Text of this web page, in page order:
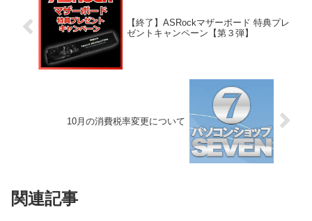
【終了】ASRockマザーボード 特典プレ
ゼントキャンペーン【第３弾】
10月の消費税率変更について
関連記事